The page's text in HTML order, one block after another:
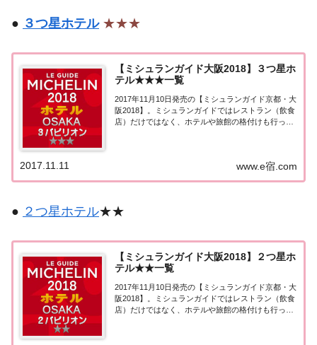
● ３つ星ホテル ★★★
【ミシュランガイド大阪2018】３つ星ホ
テル★★★一覧
2017年11月10日発売の【ミシュランガイド京都・大
阪2018】。ミシュランガイドではレストラン（飲食
店）だけではなく、ホテルや旅館の格付けも行って
www.e宿.com
2017.11.11
● ２つ星ホテル★★
【ミシュランガイド大阪2018】２つ星ホ
テル★★一覧
2017年11月10日発売の【ミシュランガイド京都・大
阪2018】。ミシュランガイドではレストラン（飲食
店）だけではなく、ホテルや旅館の格付けも行って